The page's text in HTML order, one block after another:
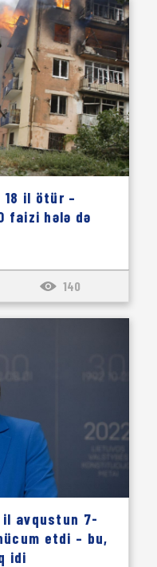
il ötür –
faizi hələ də
140
avqustun 7-
etdi – bu,
idi